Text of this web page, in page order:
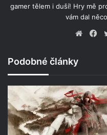
gamer tělem i duší! Hry mě
vám dal
Podobné články